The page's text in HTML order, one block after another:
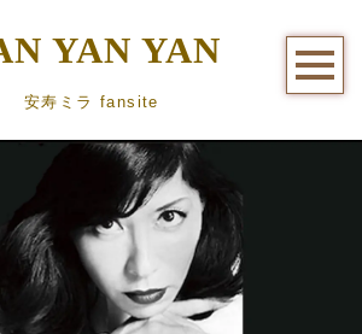
YAN YAN
安寿ミラ fansite